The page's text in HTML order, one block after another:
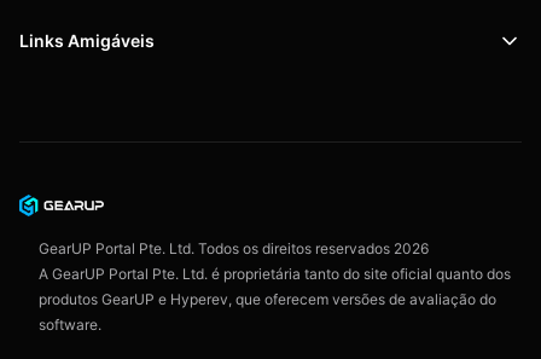
Suporte
Acordo do Usuário
Links Amigáveis
GearUP Portal Pte. Ltd. Todos os direitos reservados 2026
A GearUP Portal Pte. Ltd. é proprietária tanto do site oficial quanto dos
produtos GearUP e Hyperev, que oferecem versões de avaliação do
software.